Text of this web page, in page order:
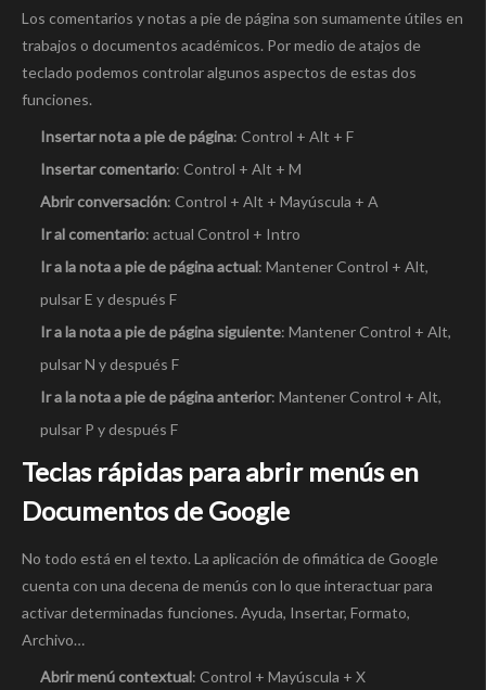
Los comentarios y notas a pie de página son sumamente útiles en
trabajos o documentos académicos. Por medio de atajos de
teclado podemos controlar algunos aspectos de estas dos
funciones.
Insertar nota a pie de página: Control + Alt + F
Insertar comentario: Control + Alt + M
Abrir conversación: Control + Alt + Mayúscula + A
Ir al comentario: actual Control + Intro
Ir a la nota a pie de página actual: Mantener Control + Alt,
pulsar E y después F
Ir a la nota a pie de página siguiente: Mantener Control + Alt,
pulsar N y después F
Ir a la nota a pie de página anterior: Mantener Control + Alt,
pulsar P y después F
Teclas rápidas para abrir menús en
Documentos de Google
No todo está en el texto. La aplicación de ofimática de Google
cuenta con una decena de menús con lo que interactuar para
activar determinadas funciones. Ayuda, Insertar, Formato,
Archivo…
Abrir menú contextual: Control + Mayúscula + X